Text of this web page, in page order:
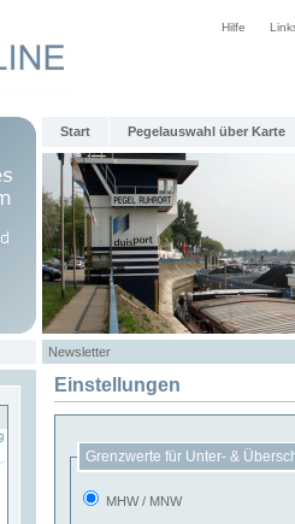
Hilfe
Start Pegelauswahl über Karte
Newsletter
Einstellungen
Grenzwerte für Unter- &
MHW / MNW